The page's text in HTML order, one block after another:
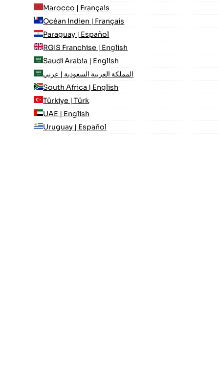
Marocco | Français
Océan Indien | Français
Paraguay | Español
RGIS Franchise | English
Saudi Arabia | English
المملكة العربية السعودية | عربي
South Africa | English
Türkiye | Türk
UAE | English
Uruguay | Español